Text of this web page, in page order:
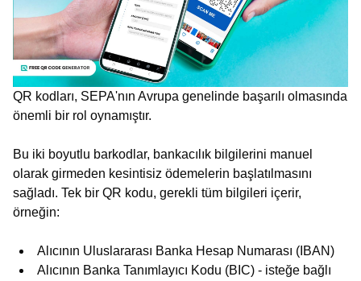
QR kodları, SEPA'nın Avrupa genelinde başarılı olmasında
önemli bir rol oynamıştır.
Bu iki boyutlu barkodlar, bankacılık bilgilerini manuel
olarak girmeden kesintisiz ödemelerin başlatılmasını
sağladı. Tek bir QR kodu, gerekli tüm bilgileri içerir,
örneğin:
Alıcının Uluslararası Banka Hesap Numarası (IBAN)
Alıcının Banka Tanımlayıcı Kodu (BIC) - isteğe bağlı